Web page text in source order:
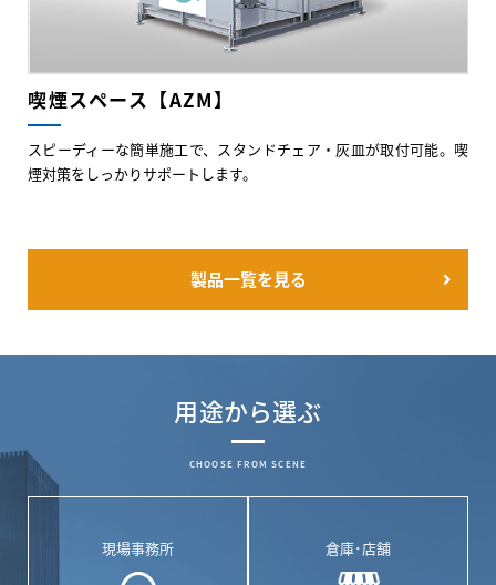
喫煙スペース【AZM】
スピーディーな簡単施工で、スタンドチェア・灰皿が取付可能。喫
煙対策をしっかりサポートします。
製品一覧を見る
用途から選ぶ
CHOOSE FROM SCENE
現場事務所 倉庫･店舗